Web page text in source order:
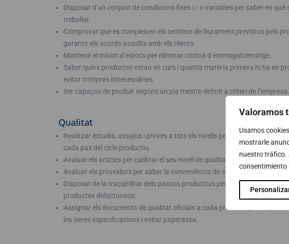
Valoramos
Usamos
mostrarle
nuestro tráfico.
consentimiento
Disposar d’un conjunt de condicions fixes i / o variables per saber en què
treballar.
Comprovar que es compleixen els terminis de lliurament previstos pels
garantir els acords assolits amb els clients.
Mantenir el mínim d’estocs per eliminar costos d’emmagatzematge.
Saber quins productes estan en curs i quanta matèria primera hi ha en
evitar compres innecessàries.
Ser capaços de produir segons un pla mestre definit a criteri de l’empresa.
Qualitat
Realitzar estudis, assajos i proves a tots els nivells per saber la qualitat de
cada pas del cicle productiu.
Avaluar els articles per calibrar el seu nivell de qualitat.
Avaluar els proveïdors per saber la conveniència de seguir treballant amb
Disposar de la traçabilitat dels passos productius per acotar i localitzar
productes defectuosos.
Assignar els documents de qualitat oficials a cada producte per disposar
les seves especificacions i evitar paperassa.